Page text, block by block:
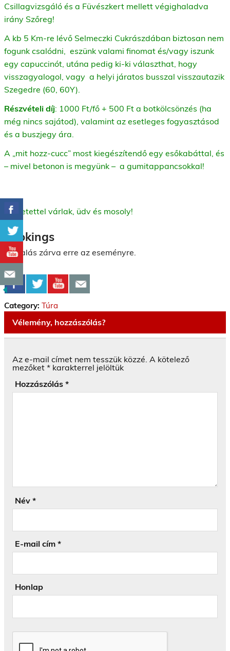
Csillagvizsgáló és a Füvészkert mellett végighaladva
irány Szőreg!
A kb 5 Km-re lévő Selmeczki Cukrászdában biztosan nem
fogunk csalódni, eszünk valami finomat és/vagy iszunk
egy capuccinót, utána pedig ki-ki választhat, hogy
visszagyalogol, vagy a helyi járatos busszal visszautazik
Szegedre (60, 60Y).
Részvételi díj: 1000 Ft/fő + 500 Ft a botkölcsönzés (ha
még nincs sajátod), valamint az esetleges fogyasztásod
és a buszjegy ára.
A „mit hozz-cucc” most kiegészítendő egy esőkabáttal, és
– mivel betonon is megyünk – a gumitappancsokkal!
Szeretettel várlak, üdv és mosoly!
Bookings
Foglalás zárva erre az eseményre.
Category: Túra
Vélemény, hozzászólás?
Az e-mail címet nem tesszük közzé. A kötelező
mezőket * karakterrel jelöltük
Hozzászólás *
Név *
E-mail cím *
Honlap